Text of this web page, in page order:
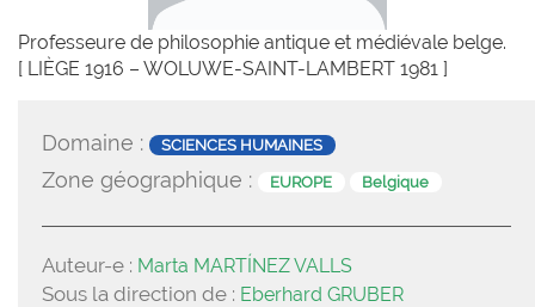
Professeure de philosophie antique et médiévale belge.
[ LIÈGE 1916 – WOLUWE-SAINT-LAMBERT 1981 ]
Domaine : SCIENCES HUMAINES
Zone géographique : EUROPE Belgique
Auteur-e : Marta MARTÍNEZ VALLS
Sous la direction de : Eberhard GRUBER